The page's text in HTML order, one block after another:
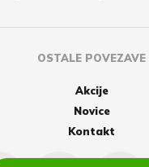
OSTALE POVEZAVE
Akcije
Novice
Kontakt